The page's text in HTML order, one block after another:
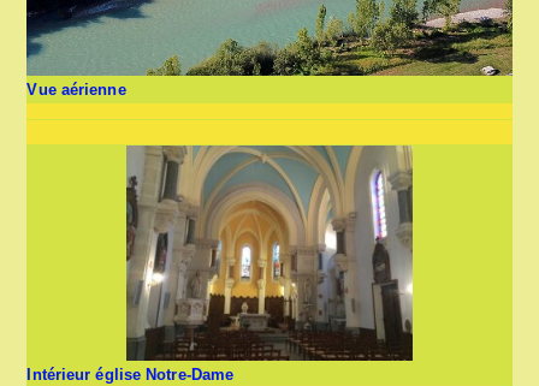
Vue aérienne
Intérieur église Notre-Dame